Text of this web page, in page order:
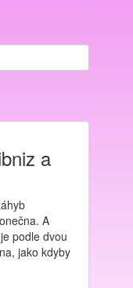
a
A
podle dvou
jako kdyby